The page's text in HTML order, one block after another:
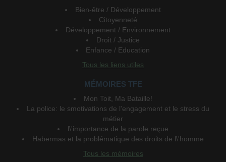
Bien-être / Développement
Citoyenneté
Développement / Environnement
Droit / Justice
Enfance / Education
Tous les liens utiles
MÉMOIRES TFE
Mon Toit, Ma Bataille!
La police: le smotivations de l'engagement et le stress du
métier
l\'importance de la parole reçue
Habermas et la problématique des droits de l\'homme
Tous les mémoires